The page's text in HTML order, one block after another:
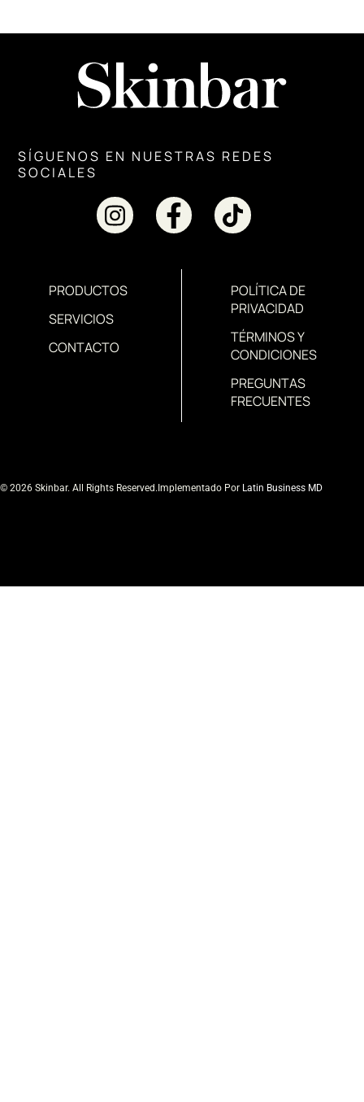
SÍGUENOS EN NUESTRAS REDES
SOCIALES
PRODUCTOS
SERVICIOS
CONTACTO
POLÍTICA DE
PRIVACIDAD
TÉRMINOS Y
CONDICIONES
PREGUNTAS
FRECUENTES
© 2026 Skinbar. All Rights Reserved. Implementado Por Latin Business MD